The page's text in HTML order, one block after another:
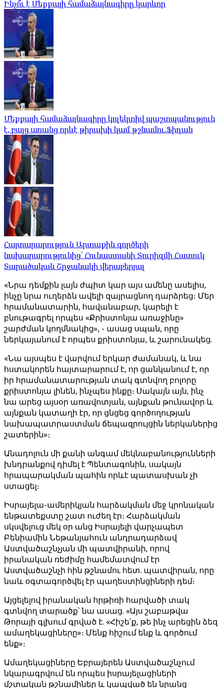
Ինչո՞ւ է Մեքքայի համաձայնագիրը կարևոր
Մեքքայի համաձայնագիրը կոլեկտիվ պաշտպանություն
է, բայց առանց որևէ թիրախի կամ թշնամու.Ֆիդան
Հայտարարություն Արտաքին գործերի
նախարարությունից՝ Հունաստանի Տուրիզմի Հատուկ
Տարածական Շրջանակի վերաբերյալ
«Նրա դեմքին լայն ժպիտ կար այս ամենը ասելիս,
ինչը նրա ուղերձն ավելի զայրացնող դարձրեց։ Մեր
հրամանատարին, հավանաբար, կարելի է
բնութագրել որպես «Քրիստոնյա առաջինը»
շարժման կողմնակից», - ասաց սպան, որը
ներկայանում է որպես քրիստոնյա, և շարունակեց.
«Նա այսպես է վարվում երկար ժամանակ, և նա
հստակորեն հայտարարում է, որ ցանկանում է, որ
իր հրամանատարության տակ գտնվող բոլորը
քրիստոնյա լինեն, ինչպես ինքը։ Սակայն այն, ինչ
նա արեց այսօր առավոտյան, այնքան թունավոր և
այնքան կատաղի էր, որ ցնցեց գործողության
նախապատրաստման ճեպազրույցին ներկաներից
շատերին»։
Անադոլուն մի քանի անգամ մեկնաբանությունների
խնդրանքով դիմել է Պենտագոնին, սակայն
հրապարակման պահին որևէ պատասխան չի
ստացել։
Իսրայելա-ամերիկյան հարձակման մեջ կրոնական
ենթատեքստը շատ ուժեղ էր։ Հարձակման
սկսվելուց մեկ օր անց Իսրայելի վարչապետ
Բենիամին Նեթանյահուն անդրադարձավ
Աստվածաշնչյան մի պատվիրանի, որով
իրանական ռեժիմը համեմատվում էր
Աստվածաշնչի հին թշնամու հետ. պատվիրան, որը
նաև օգտագործվել էր պաղեստինցիների դեմ։
Այցելելով իրանական հրթիռի հարվածի տակ
գտնվող տարածք՝ նա ասաց. «Այս շաբաթվա
Թորայի գլխում գրված է. «Հիշե՛ք, թե ինչ արեցին ձեզ
ամաղեկացիները»։ Մենք հիշում ենք և գործում
ենք»։
Ամաղեկացիները Եբրայերեն Աստվածաշնչում
նկարագրվում են որպես իսրայելացիների
մշտական ​​թշնամիներ և կապված են նրանց